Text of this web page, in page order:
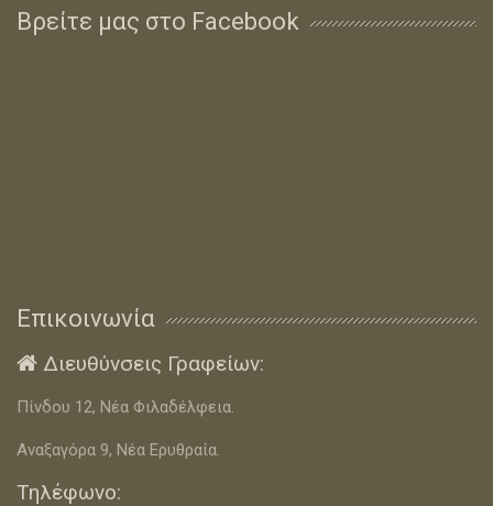
Βρείτε μας στο Facebook
Επικοινωνία
 Διευθύνσεις Γραφείων:
Πίνδου 12, Νέα Φιλαδέλφεια.
Αναξαγόρα 9, Νέα Ερυθραία.
Τηλέφωνο: